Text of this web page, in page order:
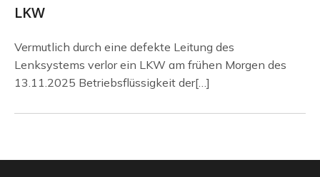
LKW
Vermutlich durch eine defekte Leitung des
Lenksystems verlor ein LKW am frühen Morgen des
13.11.2025 Betriebsflüssigkeit der[…]